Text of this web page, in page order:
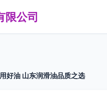
限公司
好油 山东润滑油品质之选